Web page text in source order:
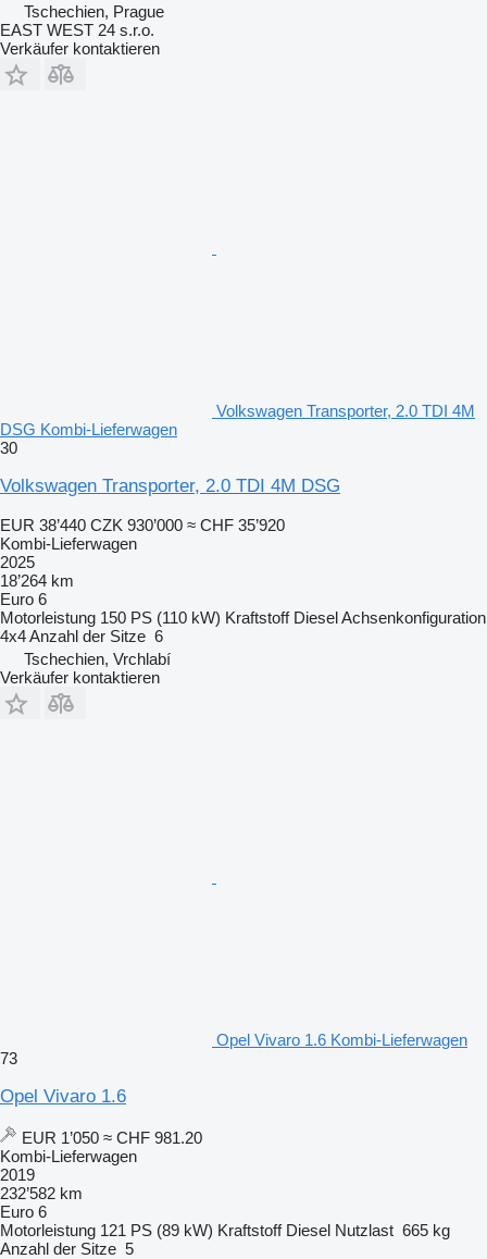
Tschechien, Prague
EAST WEST 24 s.r.o.
Verkäufer kontaktieren
Volkswagen Transporter, 2.0 TDI 4M
DSG Kombi-Lieferwagen
30
Volkswagen Transporter, 2.0 TDI 4M DSG
EUR 38’440 CZK 930’000 ≈ CHF 35’920
Kombi-Lieferwagen
2025
18’264 km
Euro 6
Motorleistung 150 PS (110 kW) Kraftstoff DieselAchsenkonfiguration
4x4Anzahl der Sitze 6
Tschechien, Vrchlabí
Verkäufer kontaktieren
Opel Vivaro 1.6 Kombi-Lieferwagen
73
Opel Vivaro 1.6
EUR 1’050 ≈ CHF 981.20
Kombi-Lieferwagen
2019
232’582 km
Euro 6
Motorleistung 121 PS (89 kW) Kraftstoff Diesel Nutzlast 665 kg
Anzahl der Sitze 5